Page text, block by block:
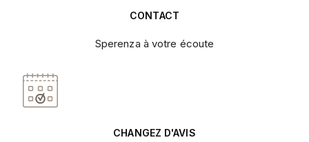
CONTACT
Sperenza à votre écoute
CHANGEZ D'AVIS